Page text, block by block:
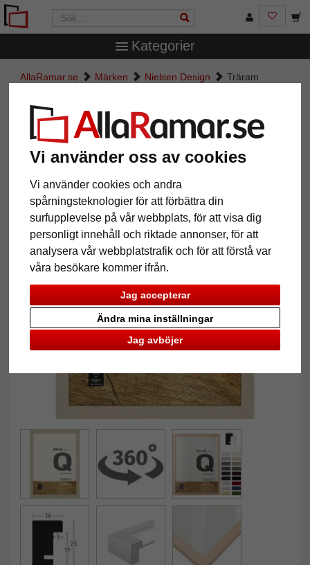
Vi använder oss av cookies
Vi använder cookies och andra
spårningsteknologier för att förbättra din
surfupplevelse på vår webbplats, för att visa dig
personligt innehåll och riktade annonser, för att
analysera vår webbplatstrafik och för att förstå var
våra besökare kommer ifrån.
Jag accepterar
Jag avböjer
Ändra mina inställningar
Kategorier
AllaRamar.se Märken Nielsen Design
Träram
Träram Quadrum
Tillbaka